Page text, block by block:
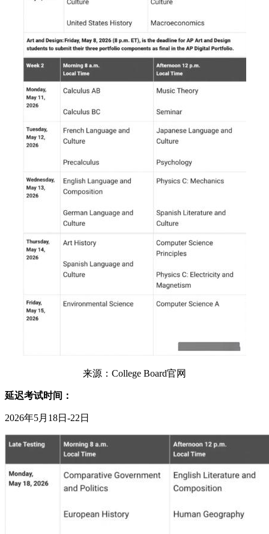
来源：College Board官网
延迟考试时间：
2026年5月18日-22日